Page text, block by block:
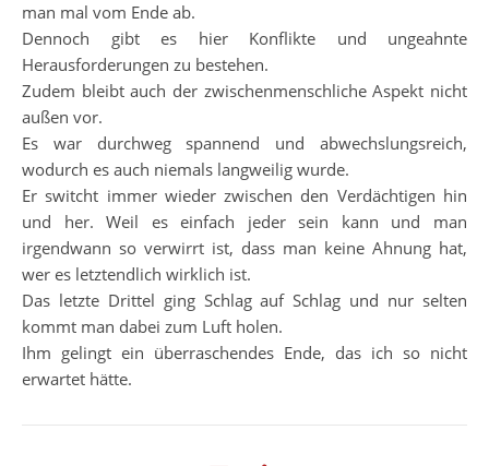
man mal vom Ende ab.
Dennoch gibt es hier Konflikte und ungeahnte
Herausforderungen zu bestehen.
Zudem bleibt auch der zwischenmenschliche Aspekt nicht
außen vor.
Es war durchweg spannend und abwechslungsreich,
wodurch es auch niemals langweilig wurde.
Er switcht immer wieder zwischen den Verdächtigen hin
und her. Weil es einfach jeder sein kann und man
irgendwann so verwirrt ist, dass man keine Ahnung hat,
wer es letztendlich wirklich ist.
Das letzte Drittel ging Schlag auf Schlag und nur selten
kommt man dabei zum Luft holen.
Ihm gelingt ein überraschendes Ende, das ich so nicht
erwartet hätte.